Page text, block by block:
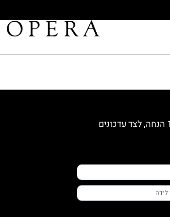
הצטרפי למועדון החברות וקבלי קופון 10% הנחה, לצד עדכונים